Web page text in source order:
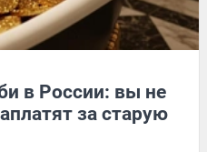
в России: вы не
за старую